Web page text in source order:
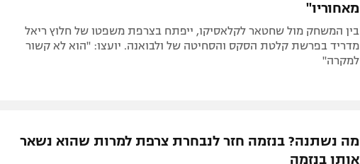
מאחוריו"
בין המשחק מול שחטאר לקלאסיקו, ייפתח בצרפת משפטו של חלוץ ריאל
מדריד בפרשת קלטת הסקס והסחיטה של ולבואנה. יועצו: "הוא לא קשור
למקרה"
מה נשתנה? בנזמה חזר לנבחרת צרפת למרות שהוא נשאר
אותו בנזמה